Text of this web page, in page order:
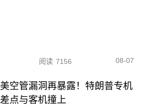
阅读 7156 08-07
美空管漏洞再暴露！特朗普专机
差点与客机撞上